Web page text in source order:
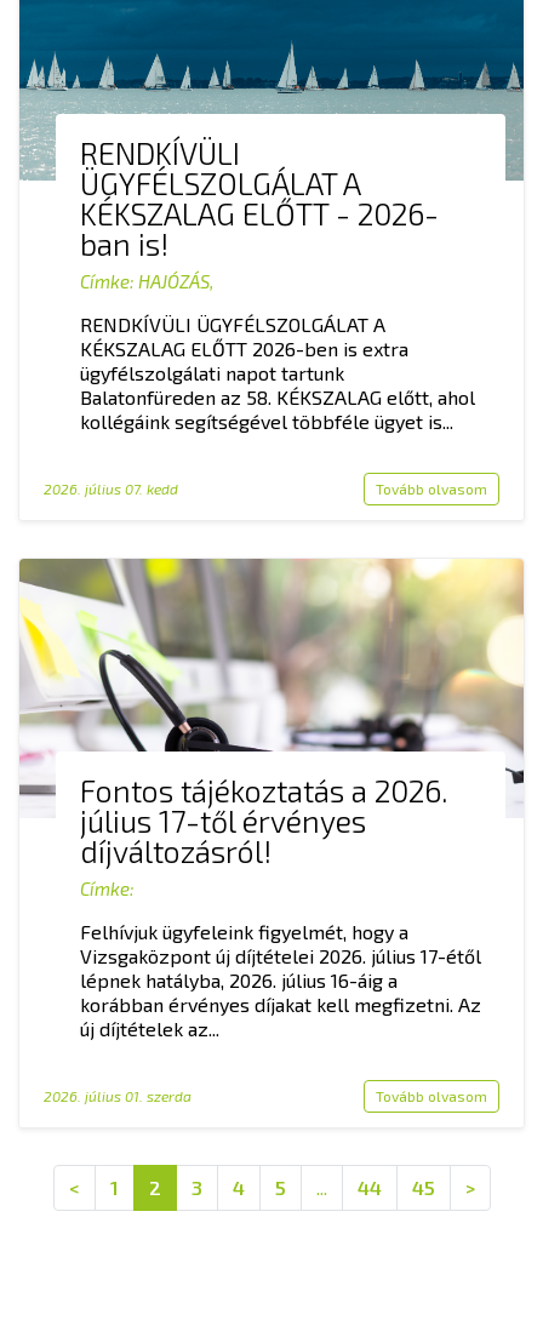
RENDKÍVÜLI
ÜGYFÉLSZOLGÁLAT A
KÉKSZALAG ELŐTT - 2026-
ban is!
Címke: HAJÓZÁS,
RENDKÍVÜLI ÜGYFÉLSZOLGÁLAT A
KÉKSZALAG ELŐTT 2026-ben is extra
ügyfélszolgálati napot tartunk
Balatonfüreden az 58. KÉKSZALAG előtt, ahol
kollégáink segítségével többféle ügyet is...
2026. július 07. kedd Tovább olvasom
Fontos tájékoztatás a 2026.
július 17-től érvényes
díjváltozásról!
Címke:
Felhívjuk ügyfeleink figyelmét, hogy a
Vizsgaközpont új díjtételei 2026. július 17-étől
lépnek hatályba, 2026. július 16-áig a
korábban érvényes díjakat kell megfizetni. Az
új díjtételek az...
2026. július 01. szerda Tovább olvasom
< 1 2 3 4 5 44 45 >